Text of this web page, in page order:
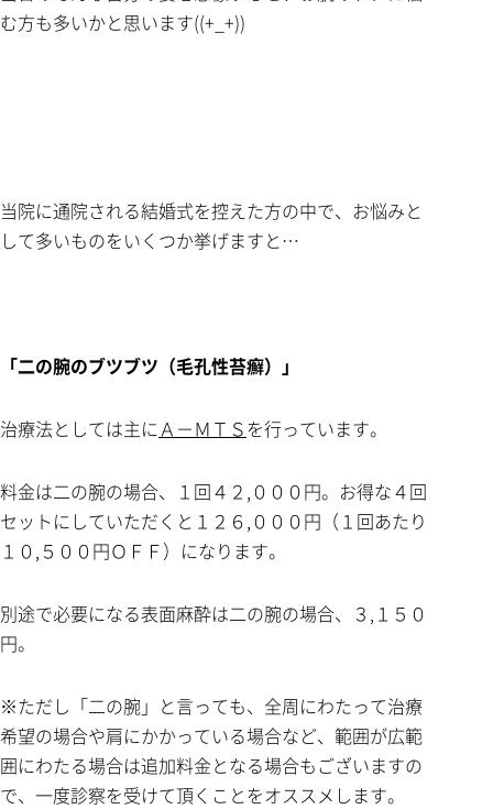
む方も多いかと思います((+_+))
当院に通院される結婚式を控えた方の中で、お悩みと
して多いものをいくつか挙げますと…
「二の腕のブツブツ（毛孔性苔癬）」
治療法としては主にＡ－ＭＴＳ を行っています。
料金は二の腕の場合、１回４２,０００円。お得な４回
セットにしていただくと１２６,０００円（１回あたり
１０,５００円ＯＦＦ）になります。
別途で必要になる表面麻酔は二の腕の場合、３,１５０
円。
※ただし「二の腕」と言っても、全周にわたって治療
希望の場合や肩にかかっている場合など、範囲が広範
囲にわたる場合は追加料金となる場合もございますの
で、一度診察を受けて頂くことをオススメします。